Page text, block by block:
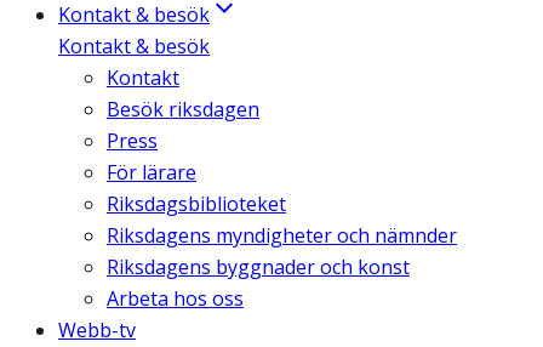
Kontakt & besök
Kontakt & besök
Kontakt
Besök riksdagen
Press
För lärare
Riksdagsbiblioteket
Riksdagens myndigheter och nämnder
Riksdagens byggnader och konst
Arbeta hos oss
Webb-tv